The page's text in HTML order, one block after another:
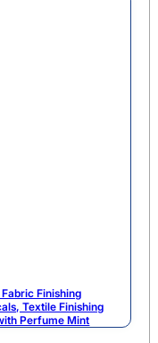
Finishing
Textile Finishing
Perfume Mint